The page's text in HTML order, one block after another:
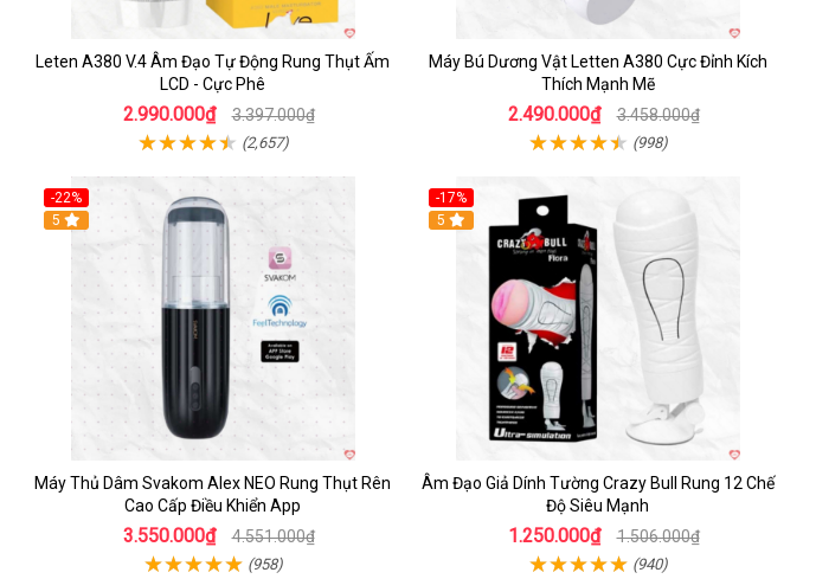
Leten A380 V.4 Âm Đạo Tự Động Rung Thụt Ấm
LCD - Cực Phê
2.990.000₫ 3.397.000₫
(2,657)
Máy Bú Dương Vật Letten A380 Cực Đỉnh Kích
Thích Mạnh Mẽ
2.490.000₫ 3.458.000₫
(998)
-22%
5
Máy Thủ Dâm Svakom Alex NEO Rung Thụt Rên
Cao Cấp Điều Khiển App
3.550.000₫ 4.551.000₫
(958)
-17%
5
Âm Đạo Giả Dính Tường Crazy Bull Rung 12 Chế
Độ Siêu Mạnh
1.250.000₫ 1.506.000₫
(940)